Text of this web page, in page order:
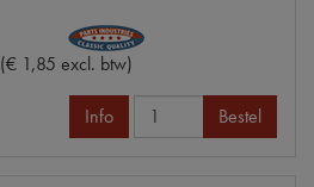
(€ 1,85 excl. btw)
Info Bestel